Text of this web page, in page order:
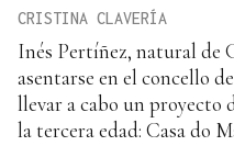
CRISTINA CLAVERÍA
Inés Pertíñez, natural de
asentarse en el concello
llevar a cabo un
la tercera edad: Casa do